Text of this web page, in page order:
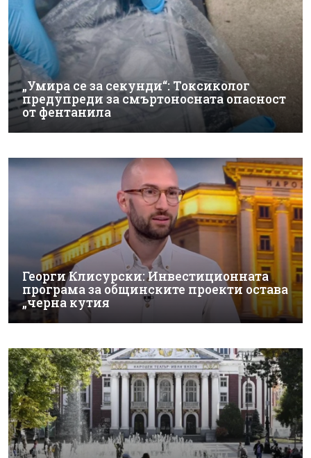
„Умира се за секунди“: Токсиколог
предупреди за смъртоносната опасност
от фентанила
Георги Клисурски: Инвестиционната
програма за общинските проекти остава
„черна кутия